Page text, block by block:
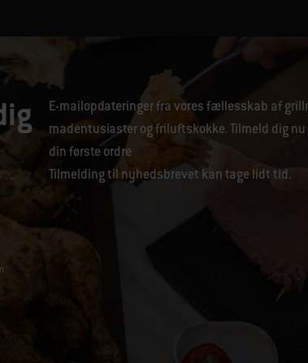
E-mailopdateringer fra vores fællesskab af
madentusiaster og friluftskokke. Tilmeld dig nu
din første ordre
Tilmelding til nyhedsbrevet kan tage lidt tid.